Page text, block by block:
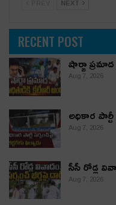
NEXT
RECENT POST
షార్జా
Aug 7, 2026
అధికార
Aug 7, 2026
సీసీ రోడ్ల
Aug 7, 2026